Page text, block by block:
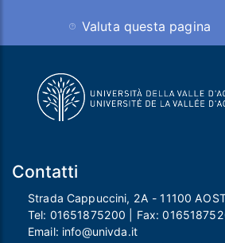
Valuta questa pagina
Contatti
Strada Cappuccini, 2A - 11100
Tel: 01651875200 | Fax:
Email: info@univda.it